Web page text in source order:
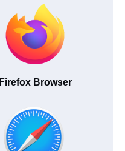
Firefox Browser